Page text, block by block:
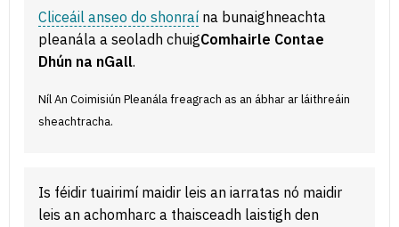
Cliceáil anseo do shonraí na bunaighneachta
pleanála a seoladh chuigComhairle Contae
Dhún na nGall.
Níl An Coimisiún Pleanála freagrach as an ábhar ar láithreáin
sheachtracha.
Is féidir tuairimí maidir leis an iarratas nó maidir
leis an achomharc a thaisceadh laistigh den